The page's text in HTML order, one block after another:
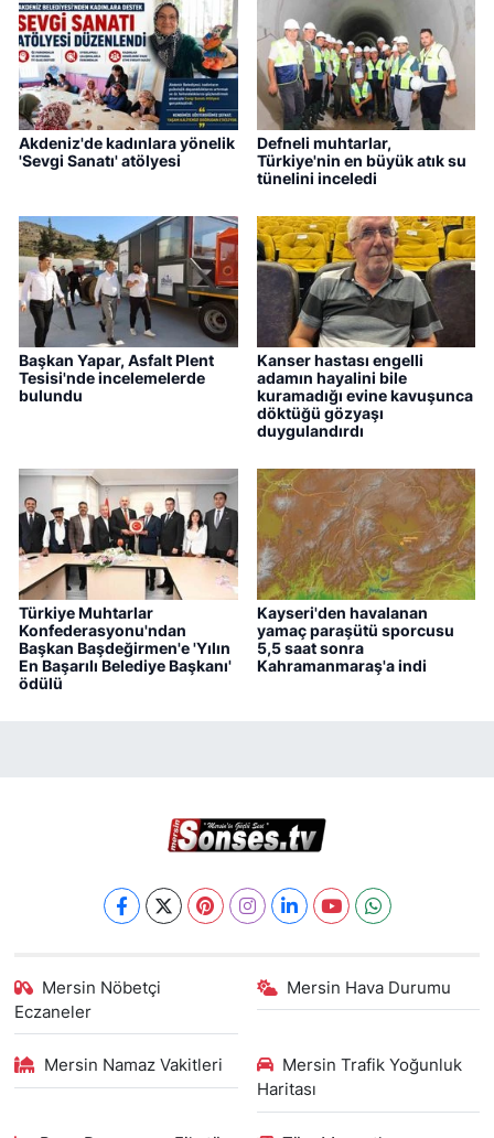
Akdeniz'de kadınlara yönelik
'Sevgi Sanatı' atölyesi
Defneli muhtarlar,
Türkiye'nin en büyük atık su
tünelini inceledi
Başkan Yapar, Asfalt Plent
Tesisi'nde incelemelerde
bulundu
Kanser hastası engelli
adamın hayalini bile
kuramadığı evine kavuşunca
döktüğü gözyaşı
duygulandırdı
Türkiye Muhtarlar
Konfederasyonu'ndan
Başkan Başdeğirmen'e 'Yılın
En Başarılı Belediye Başkanı'
ödülü
Kayseri'den havalanan
yamaç paraşütü sporcusu
5,5 saat sonra
Kahramanmaraş'a indi
Mersin Nöbetçi
Eczaneler
Mersin Hava Durumu
Mersin Namaz Vakitleri
Mersin Trafik Yoğunluk
Haritası